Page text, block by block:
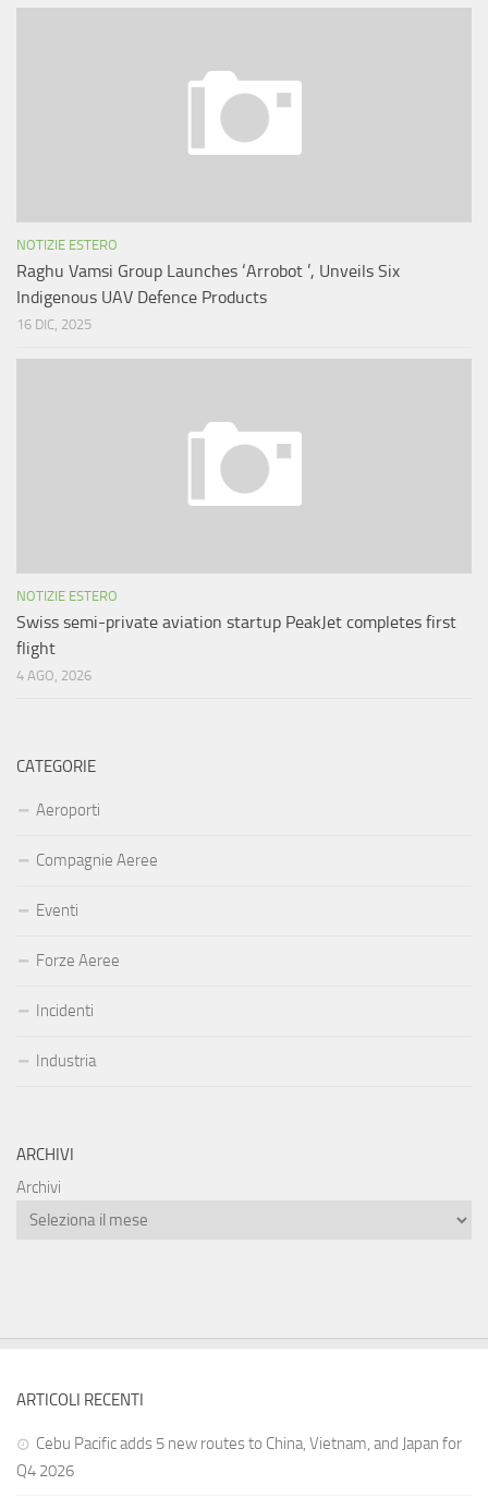
NOTIZIE ESTERO
Raghu Vamsi Group Launches ‘Arrobot ’, Unveils Six
Indigenous UAV Defence Products
16 DIC, 2025
NOTIZIE ESTERO
Swiss semi-private aviation startup PeakJet completes first
flight
4 AGO, 2026
CATEGORIE
Aeroporti
Compagnie Aeree
Eventi
Forze Aeree
Incidenti
Industria
ARCHIVI
Archivi
ARTICOLI RECENTI
Cebu Pacific adds 5 new routes to China, Vietnam, and Japan for
Q4 2026